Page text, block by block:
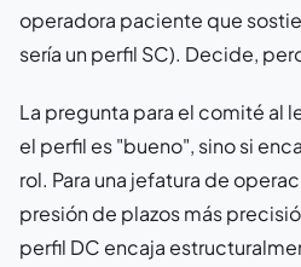
operadora paciente que
sería un perfil SC). Decide,
La pregunta para el comité al
el perfil es "bueno", sino si
rol. Para una jefatura de
presión de plazos más
perfil DC encaja